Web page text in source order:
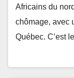
Africains du
chômage, avec
Québec. C’est